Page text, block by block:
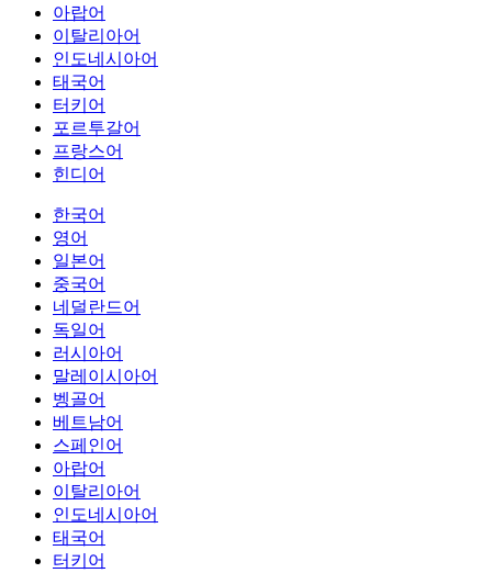
아랍어
이탈리아어
인도네시아어
태국어
터키어
포르투갈어
프랑스어
힌디어
한국어
영어
일본어
중국어
네덜란드어
독일어
러시아어
말레이시아어
벵골어
베트남어
스페인어
아랍어
이탈리아어
인도네시아어
태국어
터키어